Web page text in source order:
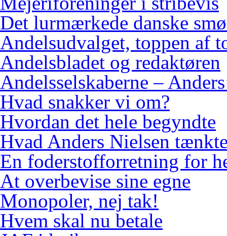
Det lurmærkede danske
Andelsudvalget, toppen af
Andelsbladet og redaktøren
Andelsselskaberne –
Hvad snakker vi om?
Hvordan det hele begyndte
Hvad Anders Nielsen
En foderstofforretning for
At overbevise sine egne
Monopoler, nej tak!
Hvem skal nu betale